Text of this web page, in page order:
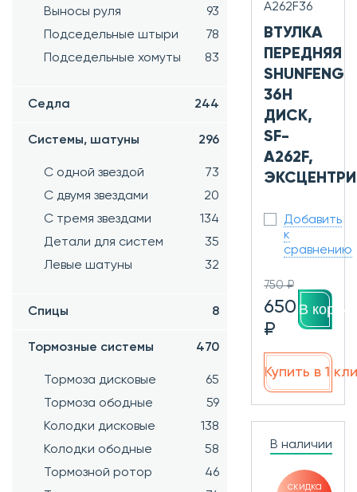
Выносы руля
93
Подседельные штыри
78
Подседельные хомуты
83
Седла 244
Системы, шатуны 296
С одной звездой
73
С двумя звездами
20
С тремя звездами
134
Детали для систем
35
Левые шатуны
32
Спицы 8
Тормозные системы 470
Тормоза дисковые
65
Тормоза ободные
59
Колодки дисковые
138
Колодки ободные
58
Тормозной ротор
46
A262F36
ВТУЛКА
ПЕРЕДНЯЯ
SHUNFENG
36H
ДИСК,
SF-
A262F,
Добавить
к
сравнению
750 ₽
650
₽
В
Купить в 1
В наличии
скидка